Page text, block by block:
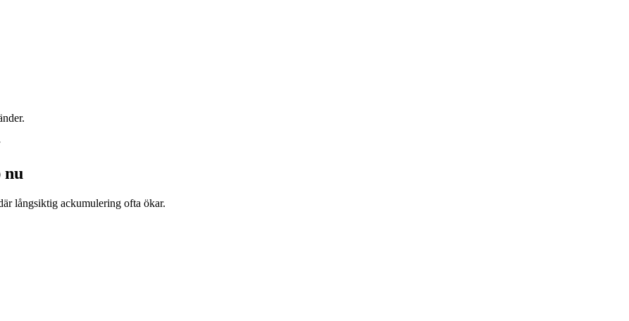
nu
långsiktig ackumulering ofta ökar.